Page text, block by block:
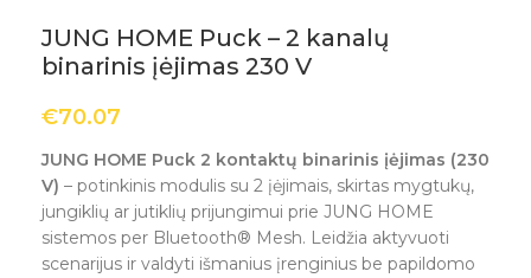
JUNG HOME Puck – 2 kanalų
binarinis įėjimas 230 V
€70.07
JUNG HOME Puck 2 kontaktų binarinis įėjimas (230
V) – potinkinis modulis su 2 įėjimais, skirtas mygtukų,
jungiklių ar jutiklių prijungimui prie JUNG HOME
sistemos per Bluetooth® Mesh. Leidžia aktyvuoti
scenarijus ir valdyti išmanius įrenginius be papildomo